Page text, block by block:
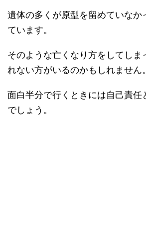
遺体の多くが原型を留めていなか
ています。
そのような亡くなり方をしてしま
れない方がいるのかもしれません。
面白半分で行くときには自己責任
でしょう。